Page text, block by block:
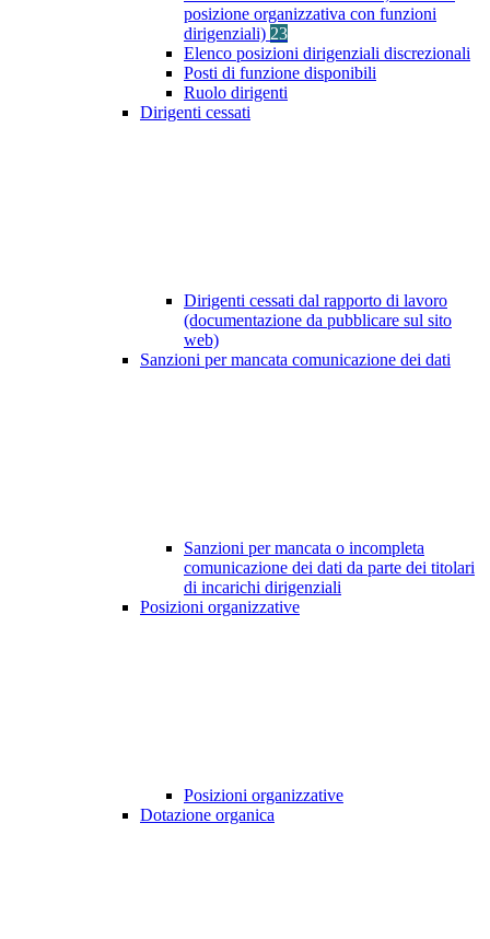
posizione organizzativa con funzioni
dirigenziali) 23
Elenco posizioni dirigenziali discrezionali
Posti di funzione disponibili
Ruolo dirigenti
Dirigenti cessati
Dirigenti cessati dal rapporto di lavoro
(documentazione da pubblicare sul sito
web)
Sanzioni per mancata comunicazione dei dati
Sanzioni per mancata o incompleta
comunicazione dei dati da parte dei titolari
di incarichi dirigenziali
Posizioni organizzative
Posizioni organizzative
Dotazione organica